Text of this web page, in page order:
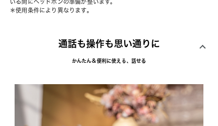
いる間にヘッドホンの準備が整います。
＊使用条件により異なります。
通話も操作も思い通りに
かんたん＆便利に使える、話せる